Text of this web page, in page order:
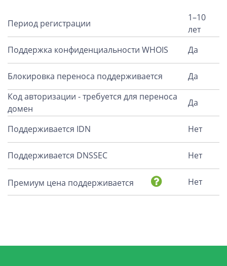
Период регистрации
1–10
лет
Поддержка конфиденциальности WHOIS
Да
Блокировка переноса поддерживается
Да
Код авторизации - требуется для переноса
домен
Да
Поддерживается IDN Нет
Поддерживается DNSSEC Нет
Премиум цена поддерживается Нет